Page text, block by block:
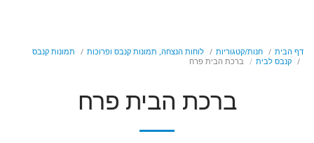
דף הבית חנות/קטגוריות לוחות הנצחה, תמונות קנבס ופרוכות
תמונות קנבס
קנבס לבית
ברכת הבית פרח
ברכת הבית פרח